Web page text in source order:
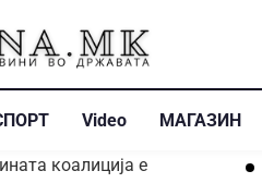
Video МАГАЗИН